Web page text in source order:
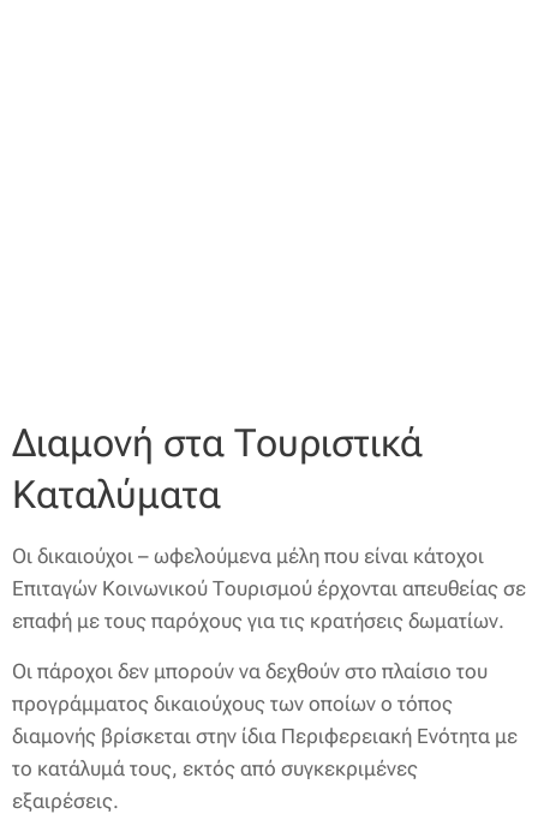
Διαμονή στα Τουριστικά
Καταλύματα
Οι δικαιούχοι – ωφελούμενα μέλη που είναι κάτοχοι
Επιταγών Κοινωνικού Τουρισμού έρχονται απευθείας σε
επαφή με τους παρόχους για τις κρατήσεις δωματίων.
Οι πάροχοι δεν μπορούν να δεχθούν στο πλαίσιο του
προγράμματος δικαιούχους των οποίων ο τόπος
διαμονής βρίσκεται στην ίδια Περιφερειακή Ενότητα με
το κατάλυμά τους, εκτός από συγκεκριμένες
εξαιρέσεις.